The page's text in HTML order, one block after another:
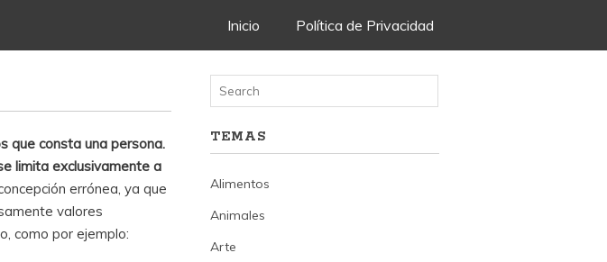
Skip
content
Inicio Política de Privacidad
que consta una persona.
limita exclusivamente a
errónea, ya que
valores
como por ejemplo:
TEMAS
Alimentos
Animales
Arte